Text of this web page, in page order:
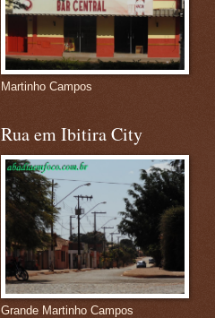
Martinho Campos
Rua em Ibitira City
Grande Martinho Campos